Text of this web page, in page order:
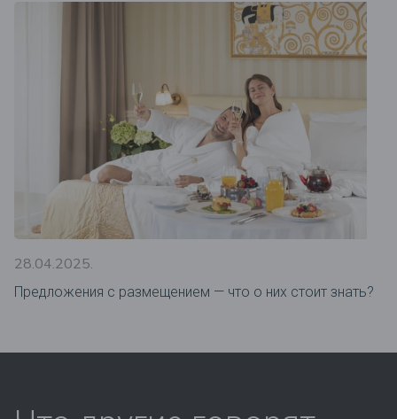
28.04.2025.
Предложения c размещением — что о них стоит знать?